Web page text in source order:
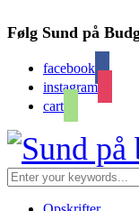
Følg Sund på
facebook
instagram
cart